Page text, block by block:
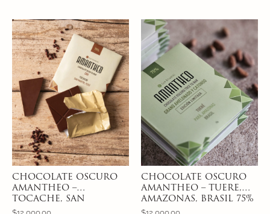
CHOCOLATE OSCURO
AMANTHEO –
TOCACHE, SAN
MARTÍN, PERÚ 70% –
CHOCOLATE OSCURO
AMANTHEO – TUERE,
AMAZONAS, BRASIL 75%
– AMELONADO Y